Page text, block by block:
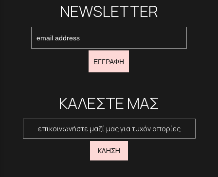
NEWSLETTER
ΕΓΓΡΑΦΗ
ΚΑΛΕΣΤΕ ΜΑΣ
επικοινωνήστε μαζί μας για τυχόν απορίες
ΚΛΗΣΗ